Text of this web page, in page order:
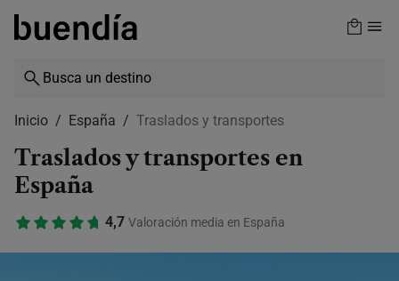
Skip
content
Inicio España Traslados y transportes
Traslados y transportes en
España
4,7 Valoración media en España